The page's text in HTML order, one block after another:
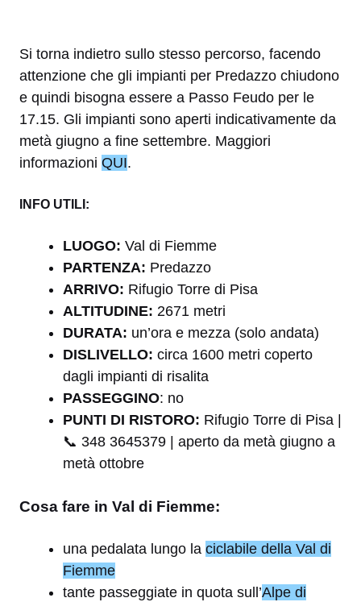
Si torna indietro sullo stesso percorso, facendo
attenzione che gli impianti per Predazzo chiudono
e quindi bisogna essere a Passo Feudo per le
17.15. Gli impianti sono aperti indicativamente da
metà giugno a fine settembre. Maggiori
informazioni QUI.
INFO UTILI:
LUOGO: Val di Fiemme
PARTENZA: Predazzo
ARRIVO: Rifugio Torre di Pisa
ALTITUDINE: 2671 metri
DURATA: un’ora e mezza (solo andata)
DISLIVELLO: circa 1600 metri coperto
dagli impianti di risalita
PASSEGGINO: no
PUNTI DI RISTORO: Rifugio Torre di Pisa |
📞 348 3645379 | aperto da metà giugno a
metà ottobre
Cosa fare in Val di Fiemme:
una pedalata lungo la ciclabile della Val di
Fiemme
tante passeggiate in quota sull’Alpe di